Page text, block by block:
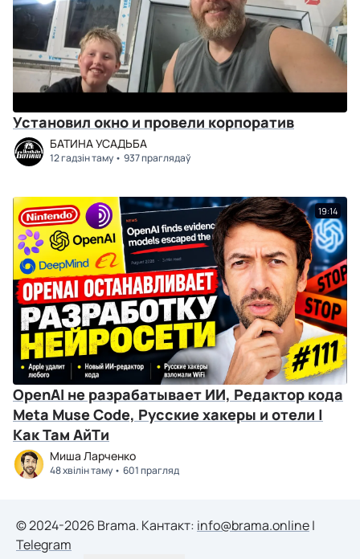
Установил окно и провели корпоратив
БАТИНА УСАДЬБА
12 гадзін таму 937 праглядаў
19:14
OpenAI не разрабатывает ИИ, Редактор кода
Meta Muse Code, Русские хакеры и отели |
Как Там АйТи
Миша Ларченко
48 хвілін таму 601 прагляд
© 2024-2026 Brama. Кантакт: info@brama.online|
Telegram